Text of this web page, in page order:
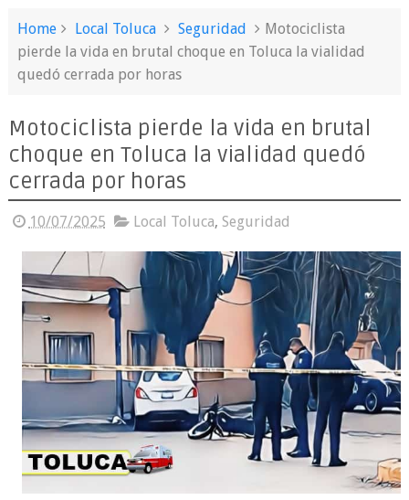
Home Local Toluca Seguridad
Motociclista
pierde la vida en brutal choque en Toluca la vialidad
quedó cerrada por horas
Motociclista pierde la vida en brutal
choque en Toluca la vialidad quedó
cerrada por horas
10/07/2025 Local Toluca, Seguridad